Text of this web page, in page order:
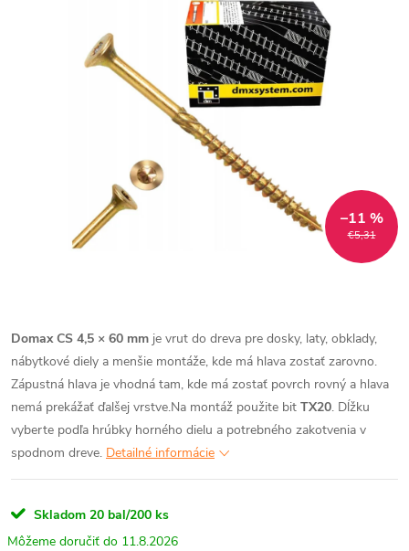
€5,31
–11 %
Domax CS 4,5 × 60 mm je vrut do dreva pre dosky, laty, obklady,
nábytkové diely a menšie montáže, kde má hlava zostať zarovno.
Zápustná hlava je vhodná tam, kde má zostať povrch rovný a hlava
nemá prekážať ďalšej vrstve.Na montáž použite bit TX20. Dĺžku
vyberte podľa hrúbky horného dielu a potrebného zakotvenia v
spodnom dreve. Detailné informácie
Skladom 20 bal/200 ks
11.8.2026